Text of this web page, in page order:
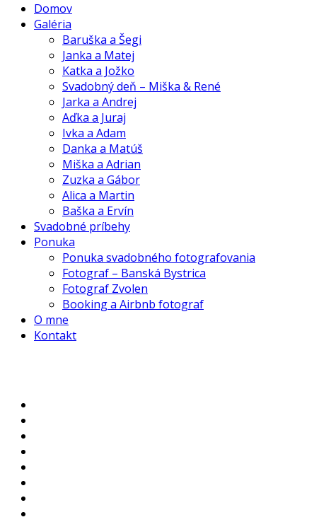
Domov
Galéria
Baruška a Šegi
Janka a Matej
Katka a Jožko
Svadobný deň – Miška & René
Jarka a Andrej
Aďka a Juraj
Ivka a Adam
Danka a Matúš
Miška a Adrian
Zuzka a Gábor
Alica a Martin
Baška a Ervín
Svadobné príbehy
Ponuka
Ponuka svadobného fotografovania
Fotograf – Banská Bystrica
Fotograf Zvolen
Booking a Airbnb fotograf
O mne
Kontakt